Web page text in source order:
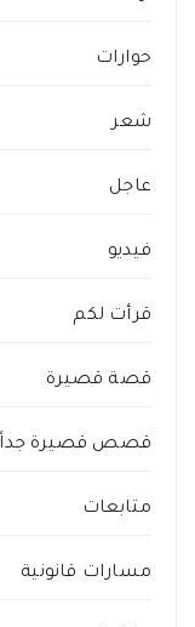
حوارات
شعر
عاجل
فيديو
قرأت لكم
قصة قصيرة
قصص قصيرة جداً
متابعات
مسارات قانونية